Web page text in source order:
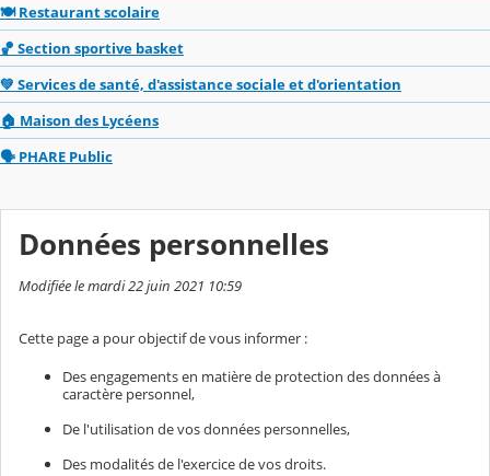
🍽️ Restaurant scolaire
🏀 Section sportive basket
💚 Services de santé, d'assistance sociale et d'orientation
🏠 Maison des Lycéens
🗣️ PHARE Public
Données personnelles
Modifiée le mardi 22 juin 2021 10:59
Cette page a pour objectif de vous informer :
Des engagements en matière de protection des données à
caractère personnel,
De l'utilisation de vos données personnelles,
Des modalités de l'exercice de vos droits.